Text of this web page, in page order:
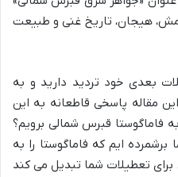
هیجان، تاریخ غنی و طبیعت
بعدی خود تردید دارید و به
مقاله پاسخی قاطعانه به این
فاماگوستا قبرس شمالی برویم؟
برشمرده ایم که فاماگوستا را به
تعطیلات شما تبدیل می کند